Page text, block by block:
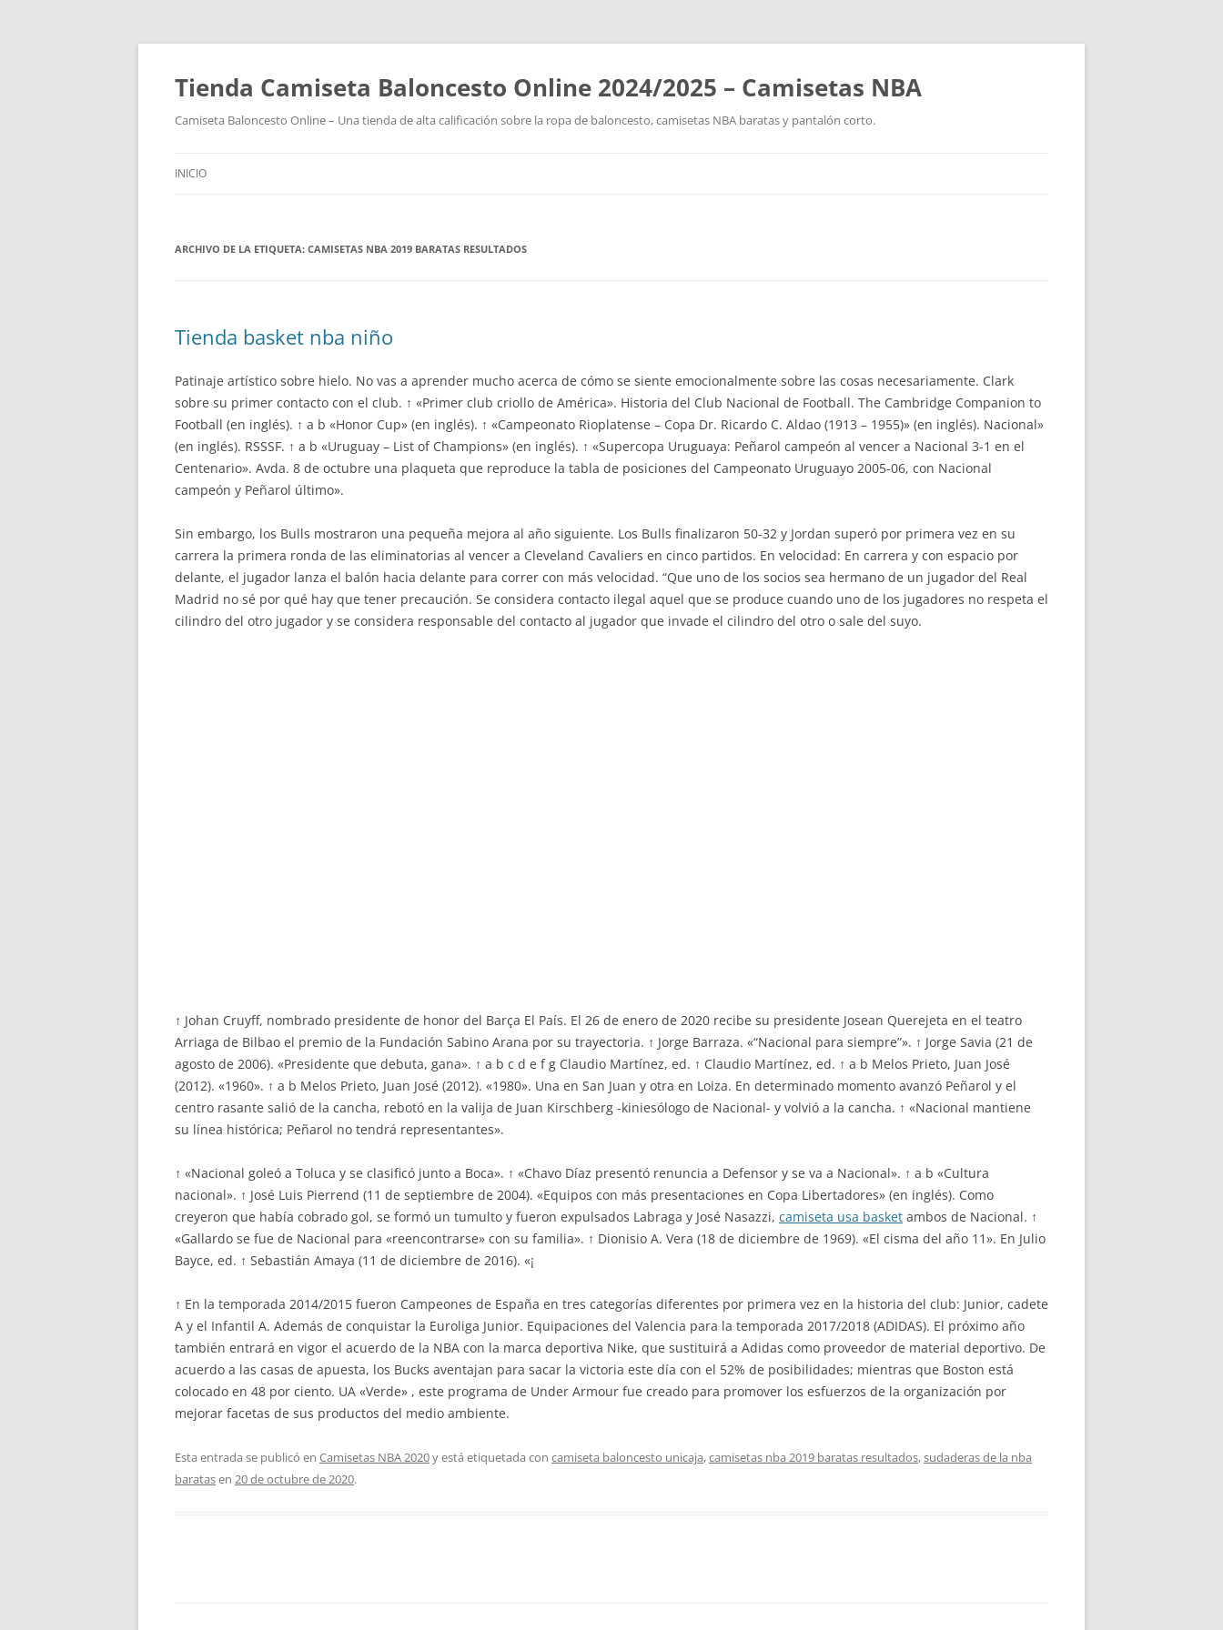
Tienda Camiseta Baloncesto Online 2024/2025 – Camisetas NBA
Camiseta Baloncesto Online – Una tienda de alta calificación sobre la ropa de baloncesto, camisetas NBA baratas y pantalón corto.
INICIO
ARCHIVO DE LA ETIQUETA: CAMISETAS NBA 2019 BARATAS RESULTADOS
Tienda basket nba niño
Patinaje artístico sobre hielo. No vas a aprender mucho acerca de cómo se siente emocionalmente sobre las cosas necesariamente. Clark
sobre su primer contacto con el club. ↑ «Primer club criollo de América». Historia del Club Nacional de Football. The Cambridge Companion to
Football (en inglés). ↑ a b «Honor Cup» (en inglés). ↑ «Campeonato Rioplatense – Copa Dr. Ricardo C. Aldao (1913 – 1955)» (en inglés). Nacional»
(en inglés). RSSSF. ↑ a b «Uruguay – List of Champions» (en inglés). ↑ «Supercopa Uruguaya: Peñarol campeón al vencer a Nacional 3-1 en el
Centenario». Avda. 8 de octubre una plaqueta que reproduce la tabla de posiciones del Campeonato Uruguayo 2005-06, con Nacional
campeón y Peñarol último».
Sin embargo, los Bulls mostraron una pequeña mejora al año siguiente. Los Bulls finalizaron 50-32 y Jordan superó por primera vez en su
carrera la primera ronda de las eliminatorias al vencer a Cleveland Cavaliers en cinco partidos. En velocidad: En carrera y con espacio por
delante, el jugador lanza el balón hacia delante para correr con más velocidad. “Que uno de los socios sea hermano de un jugador del Real
Madrid no sé por qué hay que tener precaución. Se considera contacto ilegal aquel que se produce cuando uno de los jugadores no respeta el
cilindro del otro jugador y se considera responsable del contacto al jugador que invade el cilindro del otro o sale del suyo.
↑ Johan Cruyff, nombrado presidente de honor del Barça El País. El 26 de enero de 2020 recibe su presidente Josean Querejeta en el teatro
Arriaga de Bilbao el premio de la Fundación Sabino Arana por su trayectoria. ↑ Jorge Barraza. «“Nacional para siempre”». ↑ Jorge Savia (21 de
agosto de 2006). «Presidente que debuta, gana». ↑ a b c d e f g Claudio Martínez, ed. ↑ Claudio Martínez, ed. ↑ a b Melos Prieto, Juan José
(2012). «1960». ↑ a b Melos Prieto, Juan José (2012). «1980». Una en San Juan y otra en Loiza. En determinado momento avanzó Peñarol y el
centro rasante salió de la cancha, rebotó en la valija de Juan Kirschberg -kiniesólogo de Nacional- y volvió a la cancha. ↑ «Nacional mantiene
su línea histórica; Peñarol no tendrá representantes».
↑ «Nacional goleó a Toluca y se clasificó junto a Boca». ↑ «Chavo Díaz presentó renuncia a Defensor y se va a Nacional». ↑ a b «Cultura
nacional». ↑ José Luis Pierrend (11 de septiembre de 2004). «Equipos con más presentaciones en Copa Libertadores» (en inglés). Como
creyeron que había cobrado gol, se formó un tumulto y fueron expulsados Labraga y José Nasazzi, camiseta usa basket ambos de Nacional. ↑
«Gallardo se fue de Nacional para «reencontrarse» con su familia». ↑ Dionisio A. Vera (18 de diciembre de 1969). «El cisma del año 11». En Julio
Bayce, ed. ↑ Sebastián Amaya (11 de diciembre de 2016). «¡
↑ En la temporada 2014/2015 fueron Campeones de España en tres categorías diferentes por primera vez en la historia del club: Junior, cadete
A y el Infantil A. Además de conquistar la Euroliga Junior. Equipaciones del Valencia para la temporada 2017/2018 (ADIDAS). El próximo año
también entrará en vigor el acuerdo de la NBA con la marca deportiva Nike, que sustituirá a Adidas como proveedor de material deportivo. De
acuerdo a las casas de apuesta, los Bucks aventajan para sacar la victoria este día con el 52% de posibilidades; mientras que Boston está
colocado en 48 por ciento. UA «Verde» , este programa de Under Armour fue creado para promover los esfuerzos de la organización por
mejorar facetas de sus productos del medio ambiente.
Esta entrada se publicó en Camisetas NBA 2020y está etiquetada con camiseta baloncesto unicaja,camisetas nba 2019 baratas resultados,sudaderas de la nba
baratasen 20 de octubre de 2020.